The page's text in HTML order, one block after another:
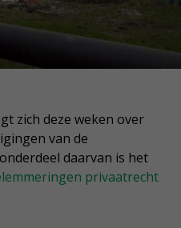
zich deze weken over
van de
daarvan is het
privaatrecht